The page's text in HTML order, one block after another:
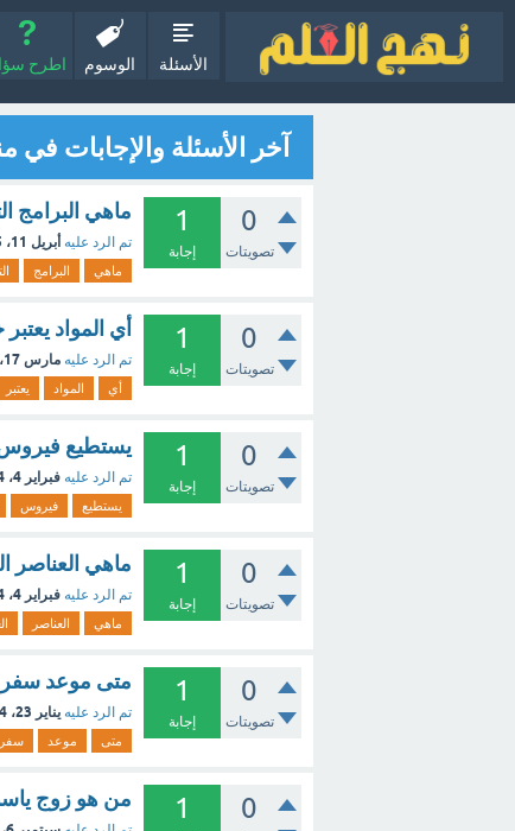
الأسئلة الوسوم اطرح
آخر الأسئلة والإجابات في
0
تصويتات
1
إجابة
ماهي البرامج
تم الرد عليه أبريل 11، 2025
ماهي البرامج
0
تصويتات
1
إجابة
أي المواد يعتبر
تم الرد عليه مارس 17، 2024
أي المواد يعتبر
0
تصويتات
1
إجابة
يستطيع
تم الرد عليه فبراير 4، 2024
يستطيع فيروس
0
تصويتات
1
إجابة
ماهي العناصر
تم الرد عليه فبراير 4، 2024
ماهي العناصر
0
تصويتات
1
إجابة
متى موعد سفر
تم الرد عليه يناير 23، 2024
متى موعد سفر
0
1 من هو زوج